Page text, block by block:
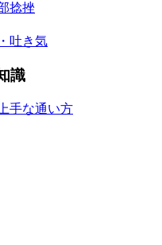
捻挫
吐き気
識
手な通い方